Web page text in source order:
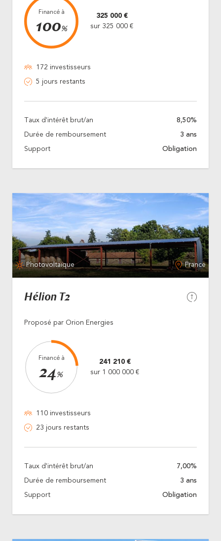
Financé à
100%
325 000 €
sur 325 000 €
172 investisseurs
5 jours restants
Taux d'intérêt brut/an 8,50%
Durée de remboursement 3 ans
Support Obligation
Photovoltaïque France
Hélion T2
Proposé par Orion Energies
Financé à
24%
241 210 €
sur 1 000 000 €
110 investisseurs
23 jours restants
Taux d'intérêt brut/an 7,00%
Durée de remboursement 3 ans
Support Obligation